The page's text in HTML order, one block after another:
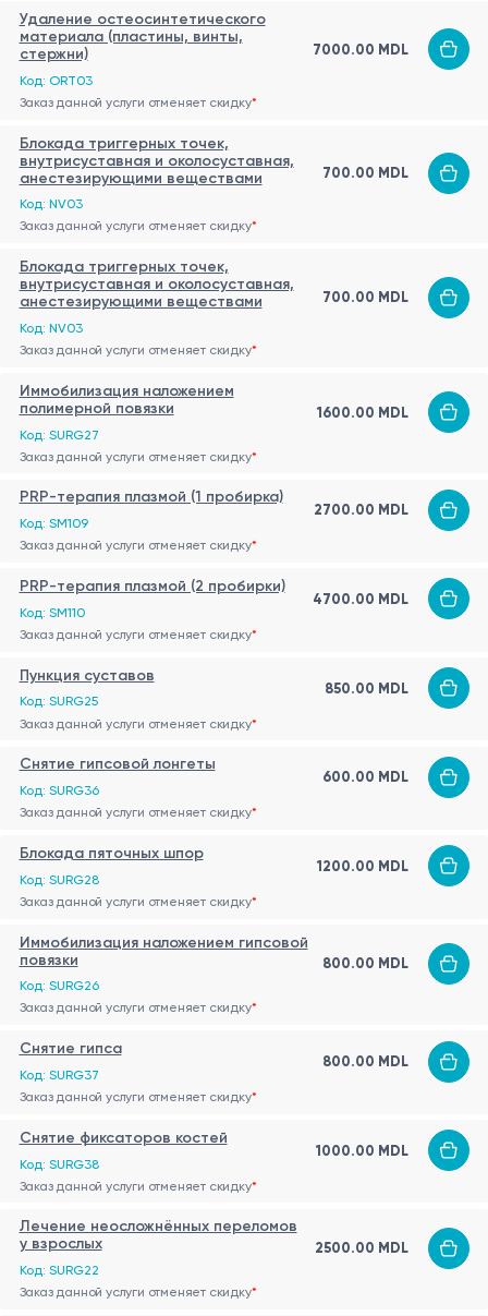
Удаление остеосинтетического
материала (пластины, винты,
стержни)
Код: ORT03
7000.00 MDL
Заказ данной услуги отменяет скидку*
Блокада триггерных точек,
внутрисуставная и околосуставная,
анестезирующими веществами
Код: NV03
700.00 MDL
Заказ данной услуги отменяет скидку*
Блокада триггерных точек,
внутрисуставная и околосуставная,
анестезирующими веществами
Код: NV03
700.00 MDL
Заказ данной услуги отменяет скидку*
Иммобилизация наложением
полимерной повязки
Код: SURG27
1600.00 MDL
Заказ данной услуги отменяет скидку*
PRP-терапия плазмой (1 пробирка)
Код: SM109
2700.00 MDL
Заказ данной услуги отменяет скидку*
PRP-терапия плазмой (2 пробирки)
Код: SM110
4700.00 MDL
Заказ данной услуги отменяет скидку*
Пункция суставов
Код: SURG25
850.00 MDL
Заказ данной услуги отменяет скидку*
Снятие гипсовой лонгеты
Код: SURG36
600.00 MDL
Заказ данной услуги отменяет скидку*
Блокада пяточных шпор
Код: SURG28
1200.00 MDL
Заказ данной услуги отменяет скидку*
Иммобилизация наложением гипсовой
повязки
Код: SURG26
800.00 MDL
Заказ данной услуги отменяет скидку*
Снятие гипса
Код: SURG37
800.00 MDL
Заказ данной услуги отменяет скидку*
Снятие фиксаторов костей
Код: SURG38
1000.00 MDL
Заказ данной услуги отменяет скидку*
Лечение неосложнённых переломов
у взрослых
Код: SURG22
2500.00 MDL
Заказ данной услуги отменяет скидку*